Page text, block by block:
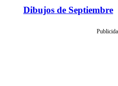
Dibujos de Septiembre